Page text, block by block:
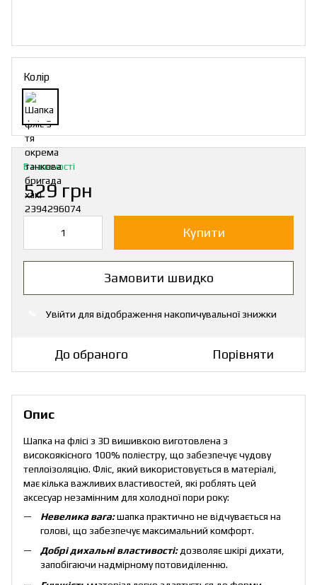
Колір
В наявності
529 грн
Купити
Замовити швидко
Увійти для відображення накопичувальної знижки
До обраного Порівняти
Опис
Шапка на флісі з 3D вишивкою виготовлена з
високоякісного 100% поліестру, що забезпечує чудову
теплоізоляцію. Фліс, який використовується в матеріалі,
має кілька важливих властивостей, які роблять цей
аксесуар незамінним для холодної пори року:
Невелика вага:шапка практично не відчувається на
голові, що забезпечує максимальний комфорт.
Добрі дихальні властивості:дозволяє шкірі дихати,
запобігаючи надмірному потовиділенню.